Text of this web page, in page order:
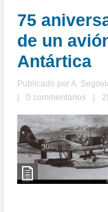
75
de un
Antártica
Publicado porA.
0 commentarios